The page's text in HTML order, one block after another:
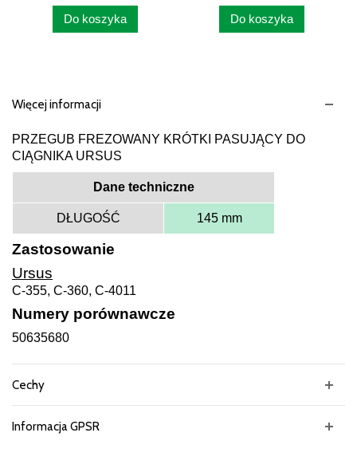
Do koszyka
Do koszyka
Więcej informacji
PRZEGUB FREZOWANY KRÓTKI PASUJĄCY DO
CIĄGNIKA URSUS
Dane techniczne
DŁUGOŚĆ 145 mm
Zastosowanie
Ursus
C-355, C-360, C-4011
Numery porównawcze
50635680
Cechy
Informacja GPSR